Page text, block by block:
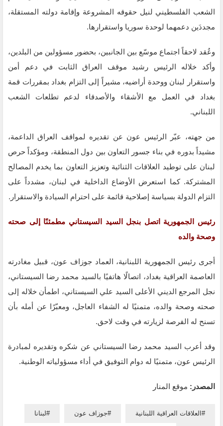
الشعب الفلسطيني لنيل حقوقه المشروعة وإقامة دولته المستقلة،
مجددَين دعمهما لوحدة سوريا واستقرارها.
وعُقد لاحقاً اجتماع موسّع بين الجانبين، بحضور مسؤولين من البلدين،
وأكد خلاله الرئيس رشيد موقف العراق الثابت في دعم أمن
واستقرار لبنان ووحدة أراضيه، مشيراً إلى التزام بغداد بمقررات قمة
بغداد في العمل مع الأشقاء والأصدقاء لدعم تطلعات الشعب
اللبناني.
من جهته، عبّر الرئيس عون عن تقديره لمواقف العراق الداعمة،
مشيداً بدوره في بناء جسور التعاون بين دول المنطقة، ومؤكداً حرص
لبنان على توطيد العلاقات الثنائية وتعزيز التعاون بما يخدم المصالح
المشتركة. كما استعرض الأوضاع الداخلية في لبنان، مشدداً على
التزام الدولة بسياسة إصلاحية قائمة على احترام السيادة والاستقرار.
رئيس الجمهورية اتصل بنجل السيد السيستاني مطمئنًا إلى صحته
وصحة والده
أجرى رئيس الجمهورية اللبنانية، العماد جوزاف عون، قبيل مغادرته
العاصمة العراقية بغداد، اتصالًا هاتفيًا بالسيد محمد رضا السيستاني،
نجل المرجع الديني الأعلى السيد علي السيستاني، اطمأن خلاله إلى
صحته وصحة والده، متمنيًا له الشفاء العاجل، ومعبّرًا عن أمله بأن
تسنح له الفرصة لزيارته في وقت لاحق.
وقد أعرب السيد محمد رضا السيستاني عن شكره وتقديره لمبادرة
الرئيس عون، متمنيًا له دوام التوفيق في أداء مسؤولياته الوطنية.
المصدر: موقع المنار
العلاقات العراقية اللبنانية جوزاف عون لبنانا